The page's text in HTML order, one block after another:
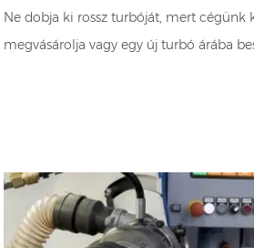
Ne dobja ki rossz turbóját, mert cégünk
megvásárolja vagy egy új turbó árába